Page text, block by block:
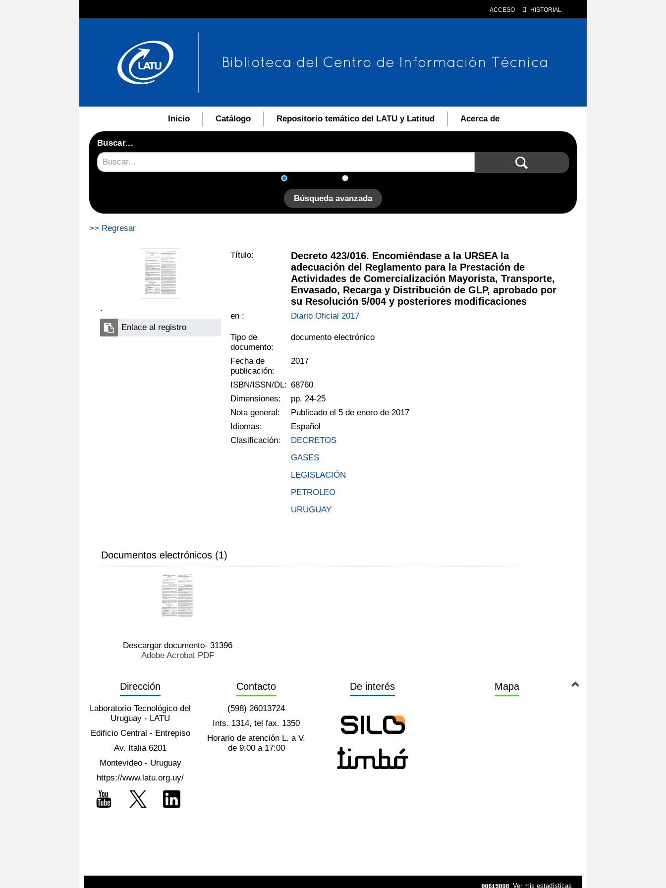
ACCESO HISTORIAL
Inicio Catálogo Repositorio temático del LATU y Latitud Acerca de
Buscar...
Búsqueda avanzada
>> Regresar
.
Enlace al registro
Título:
Decreto 423/016. Encomiéndase a la URSEA la
adecuación del Reglamento para la Prestación de
Actividades de Comercialización Mayorista, Transporte,
Envasado, Recarga y Distribución de GLP, aprobado por
su Resolución 5/004 y posteriores modificaciones
en : Diario Oficial 2017
Tipo de
documento:
documento electrónico
Fecha de
publicación:
2017
ISBN/ISSN/DL: 68760
Dimensiones:
pp. 24-25
Nota general:
Publicado el 5 de enero de 2017
Idiomas:
Español
Clasificación:
DECRETOS
GASES
LEGISLACIÓN
PETROLEO
URUGUAY
Documentos electrónicos (1)
Descargar documento- 31396
Adobe Acrobat PDF
Dirección
Laboratorio Tecnológico del
Uruguay - LATU
Edificio Central - Entrepiso
Av. Italia 6201
Montevideo - Uruguay
https://www.latu.org.uy/
Contacto
(598) 26013724
Ints. 1314, tel fax. 1350
Horario de atención L. a V.
de 9:00 a 17:00
De interés Mapa
Ver mis estadísticas